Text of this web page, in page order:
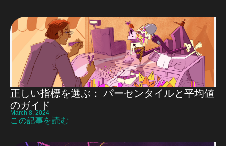
正しい指標を選ぶ： パーセンタイルと平均値
のガイド
March 8, 2024
この記事を読む